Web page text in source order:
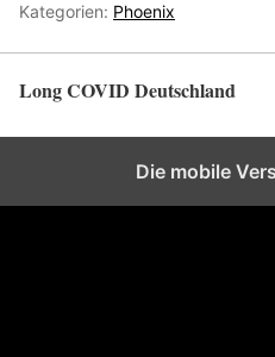
Kategorien: Phoenix
Long COVID Deutschland
Die mobile